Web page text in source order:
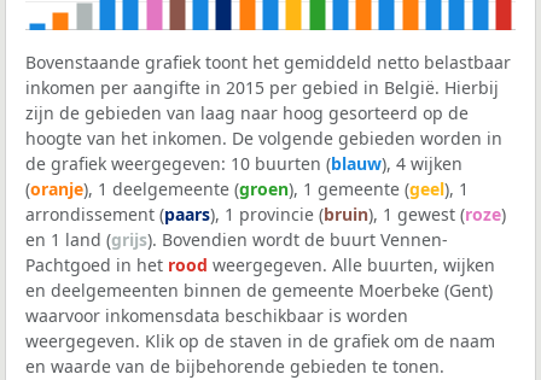
Bovenstaande grafiek toont het gemiddeld netto belastbaar
inkomen per aangifte in 2015 per gebied in België. Hierbij
zijn de gebieden van laag naar hoog gesorteerd op de
hoogte van het inkomen. De volgende gebieden worden in
de grafiek weergegeven: 10 buurten (blauw), 4 wijken
(oranje), 1 deelgemeente (groen), 1 gemeente (geel), 1
arrondissement (paars), 1 provincie (bruin), 1 gewest (roze)
en 1 land (grijs). Bovendien wordt de buurt Vennen-
Pachtgoed in het rood weergegeven. Alle buurten, wijken
en deelgemeenten binnen de gemeente Moerbeke (Gent)
waarvoor inkomensdata beschikbaar is worden
weergegeven. Klik op de staven in de grafiek om de naam
en waarde van de bijbehorende gebieden te tonen.